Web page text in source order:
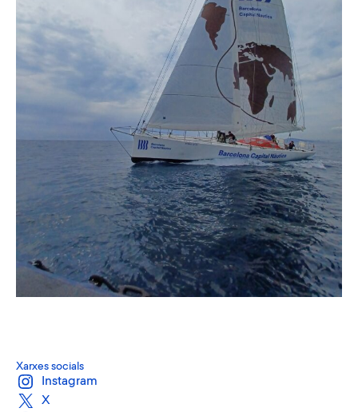
Xarxes socials
Instagram
X